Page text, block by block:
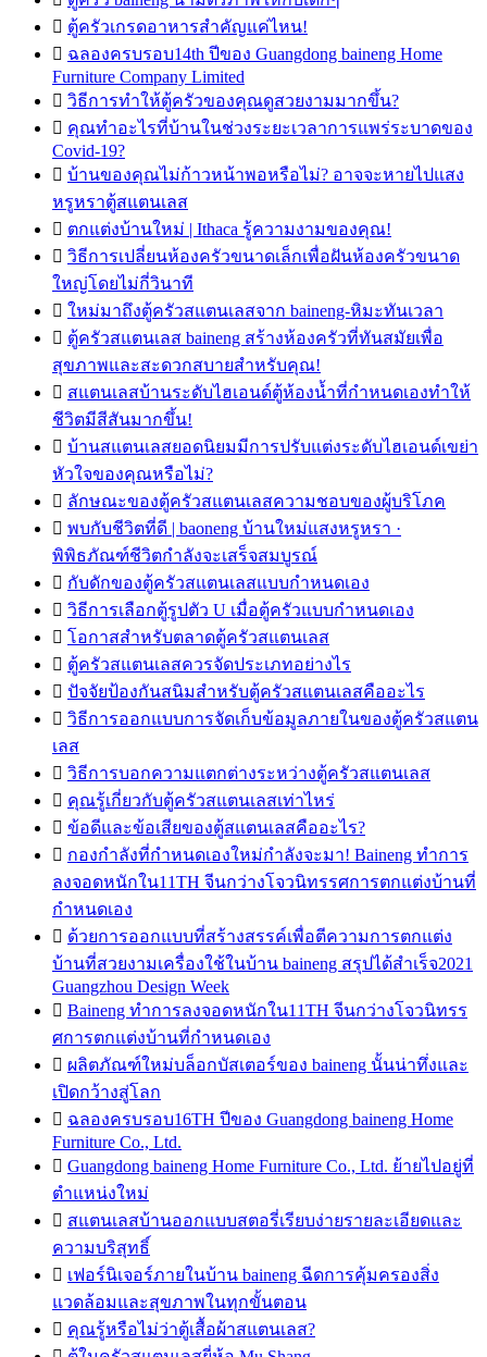
 ตู้ครัวเกรดอาหารสำคัญแค่ไหน!
 ฉลองครบรอบ14th ปีของ Guangdong baineng Home
Furniture Company Limited
 วิธีการทำให้ตู้ครัวของคุณดูสวยงามมากขึ้น?
 คุณทำอะไรที่บ้านในช่วงระยะเวลาการแพร่ระบาดของ
Covid-19?
 บ้านของคุณไม่ก้าวหน้าพอหรือไม่? อาจจะหายไปแสง
หรูหราตู้สแตนเลส
 ตกแต่งบ้านใหม่ | Ithaca รู้ความงามของคุณ!
 วิธีการเปลี่ยนห้องครัวขนาดเล็กเพื่อฝันห้องครัวขนาด
ใหญ่โดยไม่กี่วินาที
 ใหม่มาถึงตู้ครัวสแตนเลสจาก baineng-หิมะทันเวลา
 ตู้ครัวสแตนเลส baineng สร้างห้องครัวที่ทันสมัยเพื่อ
สุขภาพและสะดวกสบายสำหรับคุณ!
 สแตนเลสบ้านระดับไฮเอนด์ตู้ห้องน้ำที่กำหนดเองทำให้
ชีวิตมีสีสันมากขึ้น!
 บ้านสแตนเลสยอดนิยมมีการปรับแต่งระดับไฮเอนด์เขย่า
หัวใจของคุณหรือไม่?
 ลักษณะของตู้ครัวสแตนเลสความชอบของผู้บริโภค
 พบกับชีวิตที่ดี | baoneng บ้านใหม่แสงหรูหรา ·
พิพิธภัณฑ์ชีวิตกำลังจะเสร็จสมบูรณ์
 กับดักของตู้ครัวสแตนเลสแบบกำหนดเอง
 วิธีการเลือกตู้รูปตัว U เมื่อตู้ครัวแบบกำหนดเอง
 โอกาสสำหรับตลาดตู้ครัวสแตนเลส
 ตู้ครัวสแตนเลสควรจัดประเภทอย่างไร
 ปัจจัยป้องกันสนิมสำหรับตู้ครัวสแตนเลสคืออะไร
 วิธีการออกแบบการจัดเก็บข้อมูลภายในของตู้ครัวสแตน
เลส
 วิธีการบอกความแตกต่างระหว่างตู้ครัวสแตนเลส
 คุณรู้เกี่ยวกับตู้ครัวสแตนเลสเท่าไหร่
 ข้อดีและข้อเสียของตู้สแตนเลสคืออะไร?
 กองกำลังที่กำหนดเองใหม่กำลังจะมา! Baineng ทำการ
ลงจอดหนักใน11TH จีนกว่างโจวนิทรรศการตกแต่งบ้านที่
กำหนดเอง
 ด้วยการออกแบบที่สร้างสรรค์เพื่อตีความการตกแต่ง
บ้านที่สวยงามเครื่องใช้ในบ้าน baineng สรุปได้สำเร็จ2021
Guangzhou Design Week
 Baineng ทำการลงจอดหนักใน11TH จีนกว่างโจวนิทรร
ศการตกแต่งบ้านที่กำหนดเอง
 ผลิตภัณฑ์ใหม่บล็อกบัสเตอร์ของ baineng นั้นน่าทึ่งและ
เปิดกว้างสู่โลก
 ฉลองครบรอบ16TH ปีของ Guangdong baineng Home
Furniture Co., Ltd.
 Guangdong baineng Home Furniture Co., Ltd. ย้ายไปอยู่ที่
ตำแหน่งใหม่
 สแตนเลสบ้านออกแบบสตอรี่เรียบง่ายรายละเอียดและ
ความบริสุทธิ์
 เฟอร์นิเจอร์ภายในบ้าน baineng ฉีดการคุ้มครองสิ่ง
แวดล้อมและสุขภาพในทุกขั้นตอน
 คุณรู้หรือไม่ว่าตู้เสื้อผ้าสแตนเลส?